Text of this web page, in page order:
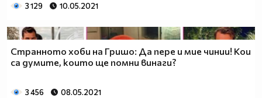
3 129 10.05.2021
Странното хоби на Гришо: Да пере и мие чинии! Кои
са думите, които ще помни винаги?
3 456 08.05.2021